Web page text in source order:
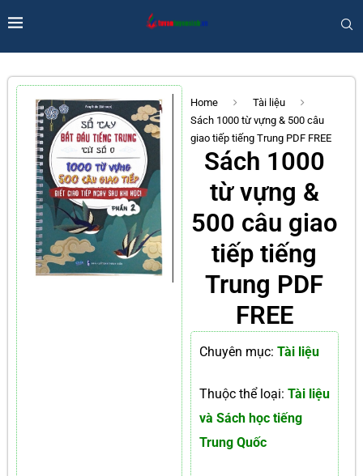
Home
Tài liệu
Sách 1000 từ vựng & 500 câu
giao tiếp tiếng Trung PDF FREE
Sách 1000
từ vựng &
500 câu giao
tiếp tiếng
Trung PDF
FREE
Chuyên mục: Tài liệu
Thuộc thể loại: Tài liệu
và Sách học tiếng
Trung Quốc